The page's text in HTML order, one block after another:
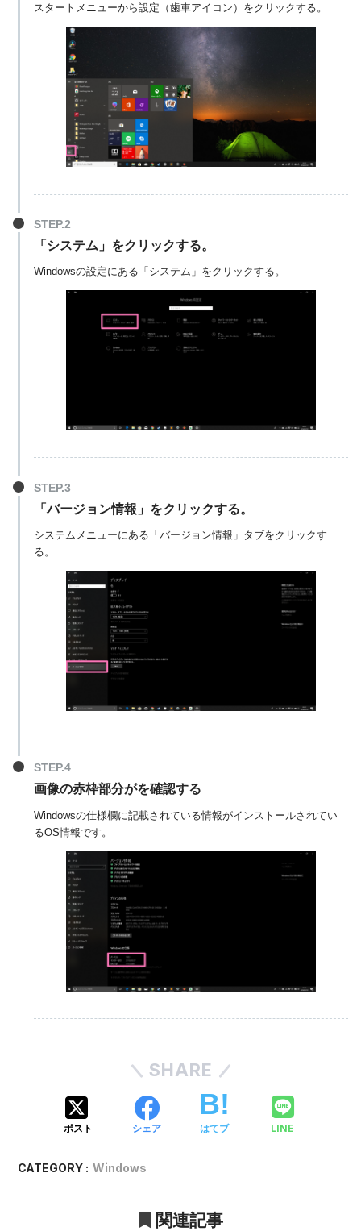
スタートメニューから設定（歯車アイコン）をクリックする。
「システム」をクリックする。
Windowsの設定にある「システム」をクリックする。
「バージョン情報」をクリックする。
システムメニューにある「バージョン情報」タブをクリックす
る。
画像の赤枠部分がを確認する
Windowsの仕様欄に記載されている情報がインストールされてい
るOS情報です。
SHARE
ポスト シェア はてブ LINE
CATEGORY : Windows
関連記事